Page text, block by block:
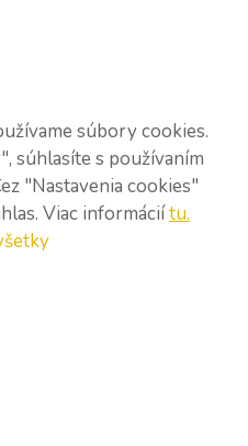
súbory cookies.
súhlasíte s používaním
"Nastavenia cookies"
Viac informáciítu.